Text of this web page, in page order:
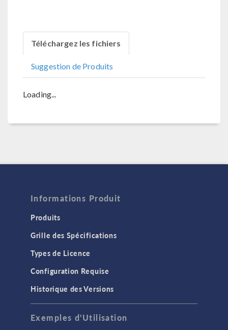
Téléchargez les fichiers
Suggestion de Produits
Loading...
Informations Produit
Produits
Grille des Spécifications
Types de Licence
Configuration Requise
Historique des Versions
Exemples d'Utilisation